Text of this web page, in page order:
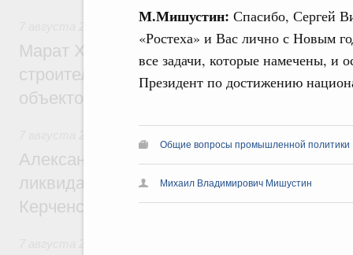
М.Мишустин: Спасибо, Сергей
«Ростеха» и Вас лично с Новым
все задачи, которые намечены, и
Президент по достижению
Общие вопросы промышленной политики
Михаил Владимирович Мишустин
Экономика городов. Городская среда
Марат Хуснуллин: «Единый заказчик»
строительство и реконструкцию более
объектов
Александр Козлов провёл заседание
ликвидации последствий чрезвычайной
Керченском проливе